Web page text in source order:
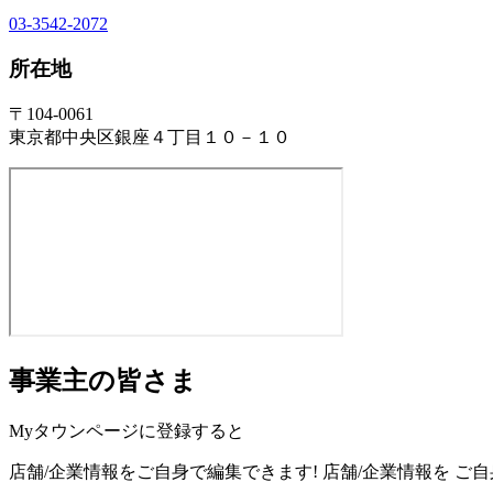
03-3542-2072
所在地
〒104-0061
東京都中央区銀座４丁目１０－１０
事業主の皆さま
Myタウンページに登録すると
店舗/企業情報をご自身で編集できます! 店舗/企業情報を ご